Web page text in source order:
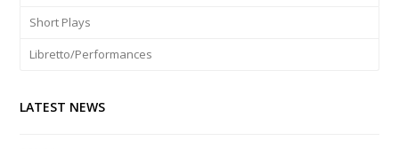
Short Plays
Libretto/Performances
LATEST NEWS